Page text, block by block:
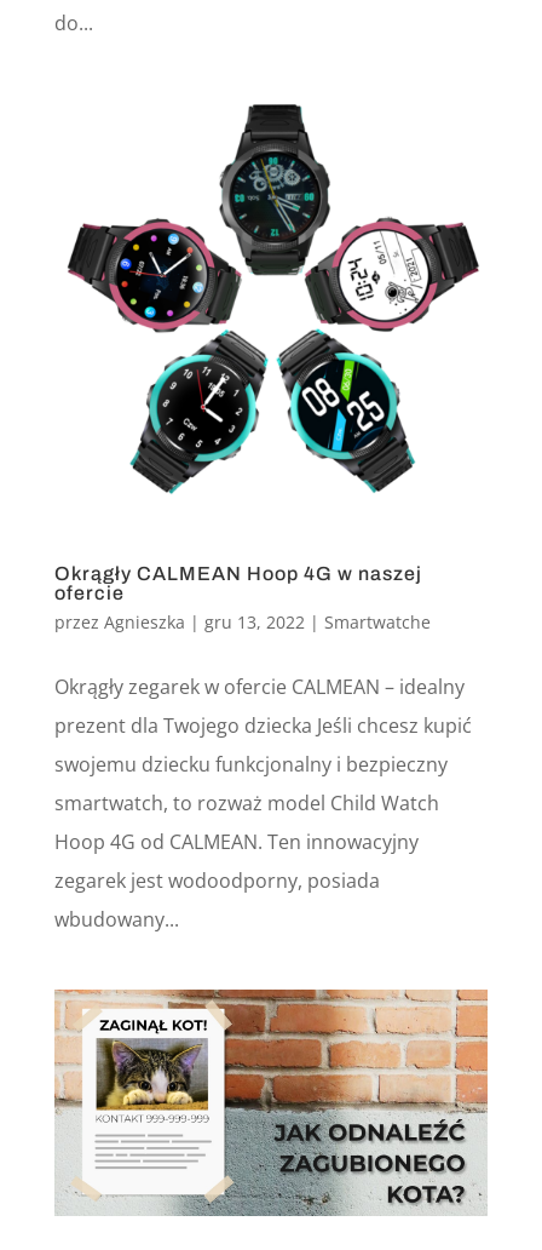
do...
Okrągły CALMEAN Hoop 4G w naszej
ofercie
przez Agnieszka | gru 13, 2022 | Smartwatche
Okrągły zegarek w ofercie CALMEAN – idealny
prezent dla Twojego dziecka Jeśli chcesz kupić
swojemu dziecku funkcjonalny i bezpieczny
smartwatch, to rozważ model Child Watch
Hoop 4G od CALMEAN. Ten innowacyjny
zegarek jest wodoodporny, posiada
wbudowany...